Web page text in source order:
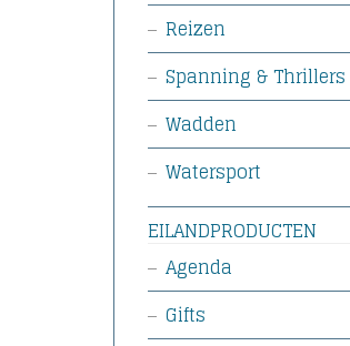
Reizen
Spanning & Thrillers
Wadden
Watersport
EILANDPRODUCTEN
Agenda
Gifts